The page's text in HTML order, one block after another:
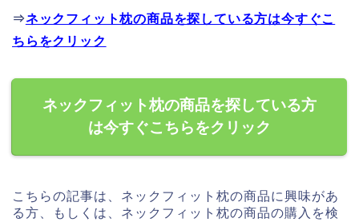
⇒ネックフィット枕の商品を探している方は今すぐこ
ちらをクリック
ネックフィット枕の商品を探している方
は今すぐこちらをクリック
こちらの記事は、ネックフィット枕の商品に興味があ
る方、もしくは、ネックフィット枕の商品の購入を検